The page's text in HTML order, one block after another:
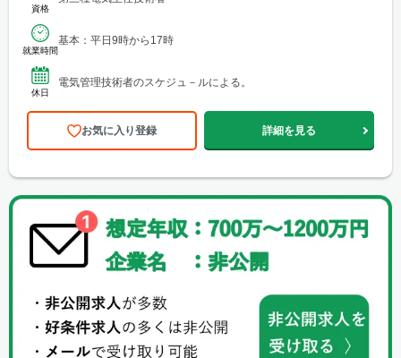
資格
就業時間
基本：平日9時から17時
休日
電気管理技術者のスケジュ－ルによる。
お気に入り登録 詳細を見る